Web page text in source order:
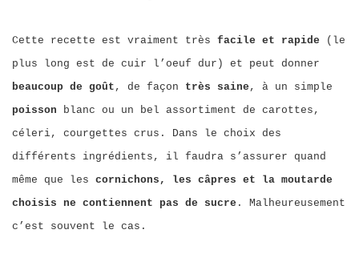
Cette recette est vraiment très facile et rapide (le
plus long est de cuir l’oeuf dur) et peut donner
beaucoup de goût , de façon très saine , à un simple
poisson blanc ou un bel assortiment de carottes,
céleri, courgettes crus. Dans le choix des
différents ingrédients, il faudra s’assurer quand
même que les cornichons, les câpres et la moutarde
choisis ne contiennent pas de sucre . Malheureusement
c’est souvent le cas.